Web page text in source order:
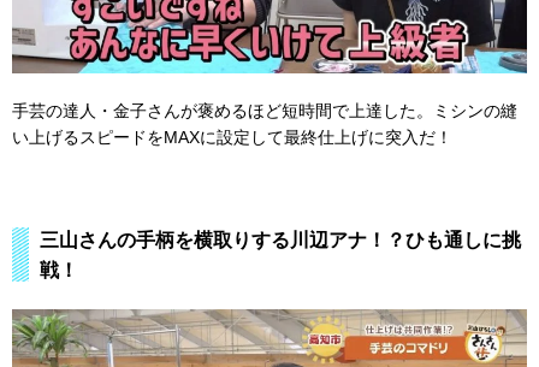
手芸の達人・金子さんが褒めるほど短時間で上達した。ミシンの縫
い上げるスピードをMAXに設定して最終仕上げに突入だ！
三山さんの手柄を横取りする川辺アナ！？ひも通しに挑
戦！